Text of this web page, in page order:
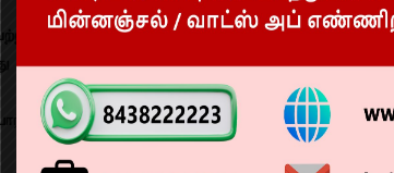
பெற்ற ஆங்கில தொடரில் இடம் பெறும்
அன்பு செலுத்தாதவர்கள் யாரும் இல்லை.
வருகிறேன். இப்போதும் அழகாகவும்,